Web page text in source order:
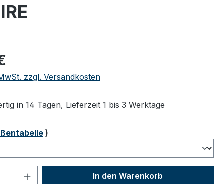
zzgl. Versandkosten
in 14 Tagen, Lieferzeit 1 bis 3 Werktage
)
Gib den gewünschten Wert
In den Warenkorb